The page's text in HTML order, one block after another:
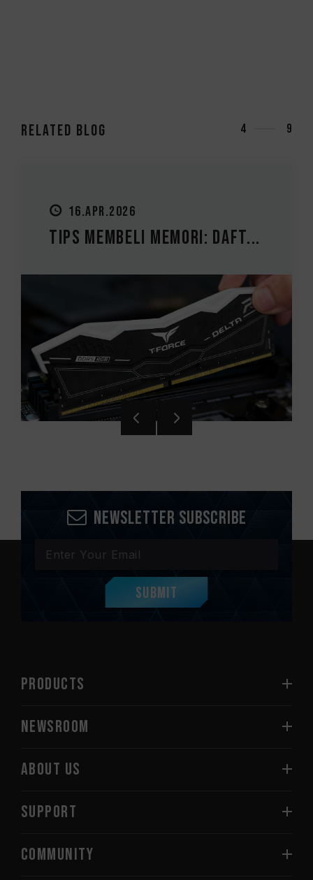
RELATED Blog 4 9
16.APR.2026
Tips Membeli Memori: Daft...
Newsletter Subscribe
Submit
PRODUCTS
NEWSROOM
ABOUT US
SUPPORT
COMMUNITY